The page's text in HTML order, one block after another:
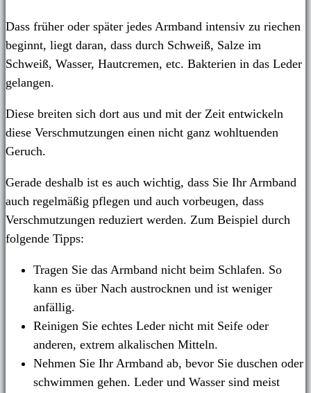
Dass früher oder später jedes Armband intensiv zu riechen
beginnt, liegt daran, dass durch Schweiß, Salze im
Schweiß, Wasser, Hautcremen, etc. Bakterien in das Leder
gelangen.
Diese breiten sich dort aus und mit der Zeit entwickeln
diese Verschmutzungen einen nicht ganz wohltuenden
Geruch.
Gerade deshalb ist es auch wichtig, dass Sie Ihr Armband
auch regelmäßig pflegen und auch vorbeugen, dass
Verschmutzungen reduziert werden. Zum Beispiel durch
folgende Tipps:
Tragen Sie das Armband nicht beim Schlafen. So
kann es über Nach austrocknen und ist weniger
anfällig.
Reinigen Sie echtes Leder nicht mit Seife oder
anderen, extrem alkalischen Mitteln.
Nehmen Sie Ihr Armband ab, bevor Sie duschen oder
schwimmen gehen. Leder und Wasser sind meist